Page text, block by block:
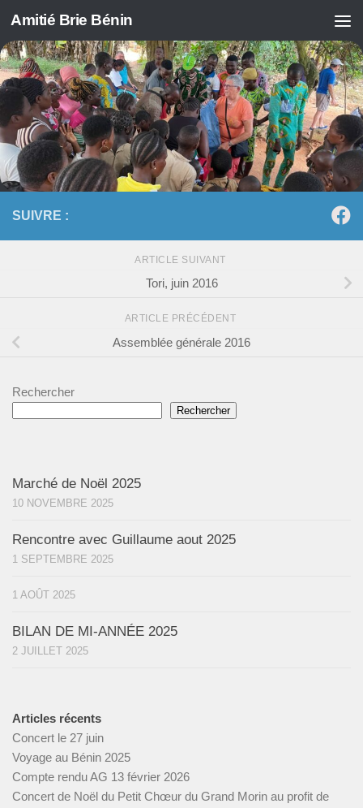
Skip to content
Amitié Brie Bénin
SUIVRE :
ARTICLE SUIVANT
Tori, juin 2016
ARTICLE PRÉCÉDENT
Assemblée générale 2016
Rechercher
Rechercher
Marché de Noël 2025
10 NOVEMBRE 2025
Rencontre avec Guillaume aout 2025
1 SEPTEMBRE 2025
1 AOÛT 2025
BILAN DE MI-ANNÉE 2025
2 JUILLET 2025
Articles récents
Concert le 27 juin
Voyage au Bénin 2025
Compte rendu AG 13 février 2026
Concert de Noël du Petit Chœur du Grand Morin au profit de